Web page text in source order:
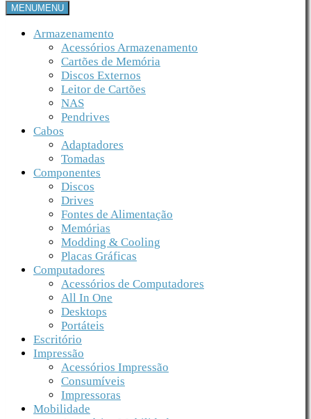
MENUMENU
Armazenamento
Acessórios Armazenamento
Cartões de Memória
Discos Externos
Leitor de Cartões
NAS
Pendrives
Cabos
Adaptadores
Tomadas
Componentes
Discos
Drives
Fontes de Alimentação
Memórias
Modding & Cooling
Placas Gráficas
Computadores
Acessórios de Computadores
All In One
Desktops
Portáteis
Escritório
Impressão
Acessórios Impressão
Consumíveis
Impressoras
Mobilidade